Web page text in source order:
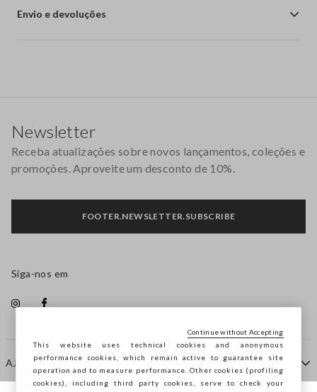
Envio e devoluções
AJUDA
Newsletter
Receba atualizações sobre novos lançamentos, coleções e
promoções. Aproveite um desconto de 10%.
FOOTER.NEWSLETTER.SUBSCRIBE
Siga-nos em
This website uses technical cookies and anonymous
performance cookies, which remain active to guarantee site
operation and to measure performance. Other cookies (profiling
cookies), including third party cookies, serve to check your
Continue without Accepting